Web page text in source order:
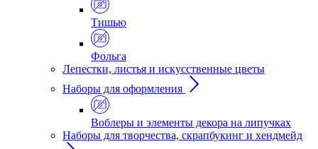
Тишью
Фольга
Лепестки, листья и искусственные цветы
Наборы для оформления
Воблеры и элементы декора на липучках
Наборы для творчества, скрапбукинг и хендмейд